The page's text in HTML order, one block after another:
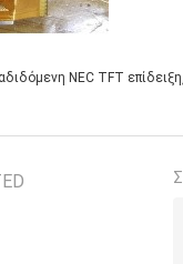
NEC TFT επίδειξη